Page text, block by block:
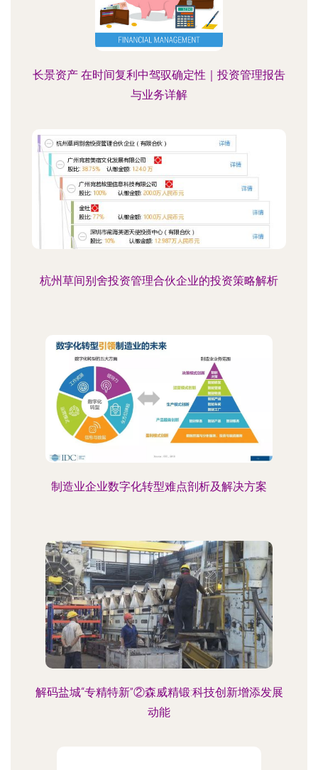
长景资产 在时间复利中驾驭确定性｜投资管理报吿
与业务详解
杭州草间别舍投资管理合伙企业的投资策略解析
制造业企业数字化转型难点剖析及解决方案
解码盐城“专精特新”②森威精锻:科技创新增添发展
动能